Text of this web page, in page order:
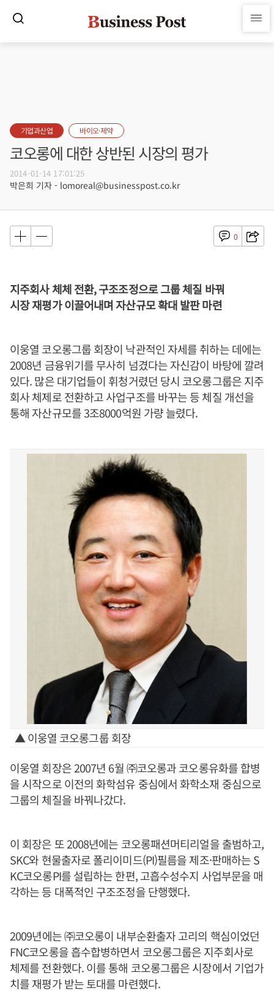
기업과산업 바이오·제약
코오롱에 대한 상반된 시장의 평가
2014-01-14 17:01:25
박은희 기자 - lomoreal@businesspost.co.kr
0
지주회사 체체 전환, 구조조정으로 그룹 체질 바꿔
시장 재평가 이끌어내며 자산규모 확대 발판 마련
이웅열 코오롱그룹 회장이 낙관적인 자세를 취하는 데에는
2008년 금융위기를 무사히 넘겼다는 자신감이 바탕에 깔려
있다. 많은 대기업들이 휘청거렸던 당시 코오롱그룹은 지주
회사 체제로 전환하고 사업구조를 바꾸는 등 체질 개선을
통해 자산규모를 3조8000억원 가량 늘렸다.
▲ 이웅열 코오롱그룹 회장
이웅열 회장은 2007년 6월 ㈜코오롱과 코오롱유화를 합병
을 시작으로 이전의 화학섬유 중심에서 화학소재 중심으로
그룹의 체질을 바꿔나갔다.
이 회장은 또 2008년에는 코오롱패션머티리얼을 출범하고,
SKC와 현물출자로 폴리이미드(PI)필름을 제조·판매하는 S
KC코오롱PI를 설립하는 한편, 고흡수성수지 사업부문을 매
각하는 등 대폭적인 구조조정을 단행했다.
2009년에는 ㈜코오롱이 내부순환출자 고리의 핵심이었던
FNC코오롱을 흡수합병하면서 코오롱그룹은 지주회사로
체제를 전환했다. 이를 통해 코오롱그룹은 시장에서 기업가
치를 재평가 받는 토대를 마련했다.